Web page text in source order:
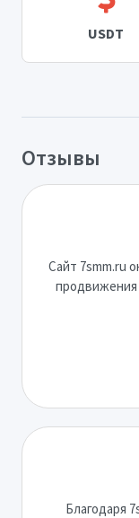
USDT
Отзывы
Сайт 7smm.ru
продвижения
Благодаря